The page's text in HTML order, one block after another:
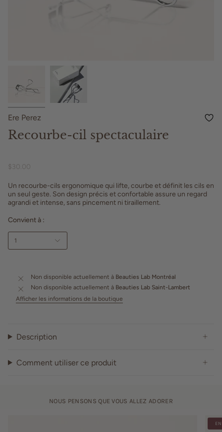
Ere Perez
Recourbe-cil spectaculaire
$30.00
Un recourbe-cils ergonomique qui lifte, courbe et définit les cils en
un seul geste. Son design précis et confortable assure un regard
agrandi et intense, sans pincement ni tiraillement.
Convient à :
1
Non disponible actuellement à Beauties Lab Montréal
Non disponible actuellement à Beauties Lab Saint-Lambert
Afficher les informations de la boutique
Description
Comment utiliser ce produit
NOUS PENSONS QUE VOUS ALLEZ ADORER